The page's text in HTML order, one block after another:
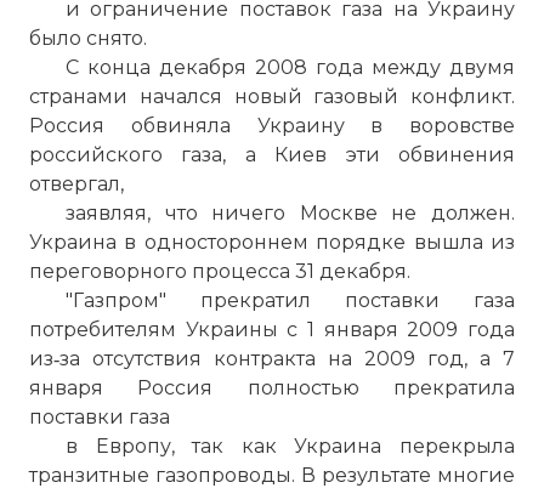
и ограничение поставок газа на Украину
было снято.
С конца декабря 2008 года между двумя
странами начался новый газовый конфликт.
Россия обвиняла Украину в воровстве
российского газа, а Киев эти обвинения
отвергал,
заявляя, что ничего Москве не должен.
Украина в одностороннем порядке вышла из
переговорного процесса 31 декабря.
"Газпром" прекратил поставки газа
потребителям Украины с 1 января 2009 года
из‑за отсутствия контракта на 2009 год, а 7
января Россия полностью прекратила
поставки газа
в Европу, так как Украина перекрыла
транзитные газопроводы. В результате многие